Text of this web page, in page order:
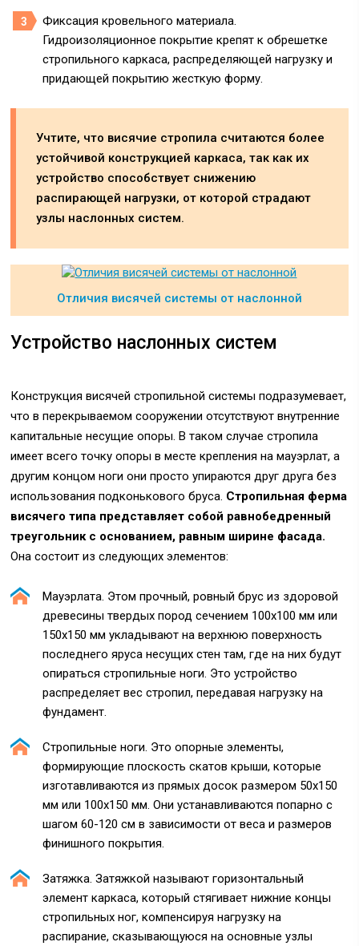
Фиксация кровельного материала.
Гидроизоляционное покрытие крепят к обрешетке
стропильного каркаса, распределяющей нагрузку и
придающей покрытию жесткую форму.
Учтите, что висячие стропила считаются более
устойчивой конструкцией каркаса, так как их
устройство способствует снижению
распирающей нагрузки, от которой страдают
узлы наслонных систем.
Отличия висячей системы от наслонной
Устройство наслонных систем
Конструкция висячей стропильной системы подразумевает,
что в перекрываемом сооружении отсутствуют внутренние
капитальные несущие опоры. В таком случае стропила
имеет всего точку опоры в месте крепления на мауэрлат, а
другим концом ноги они просто упираются друг друга без
использования подконькового бруса. Стропильная ферма
висячего типа представляет собой равнобедренный
треугольник с основанием, равным ширине фасада.
Она состоит из следующих элементов:
Мауэрлата. Этом прочный, ровный брус из здоровой
древесины твердых пород сечением 100х100 мм или
150х150 мм укладывают на верхнюю поверхность
последнего яруса несущих стен там, где на них будут
опираться стропильные ноги. Это устройство
распределяет вес стропил, передавая нагрузку на
фундамент.
Стропильные ноги. Это опорные элементы,
формирующие плоскость скатов крыши, которые
изготавливаются из прямых досок размером 50х150
мм или 100х150 мм. Они устанавливаются попарно с
шагом 60-120 см в зависимости от веса и размеров
финишного покрытия.
Затяжка. Затяжкой называют горизонтальный
элемент каркаса, который стягивает нижние концы
стропильных ног, компенсируя нагрузку на
распирание, сказывающуюся на основные узлы